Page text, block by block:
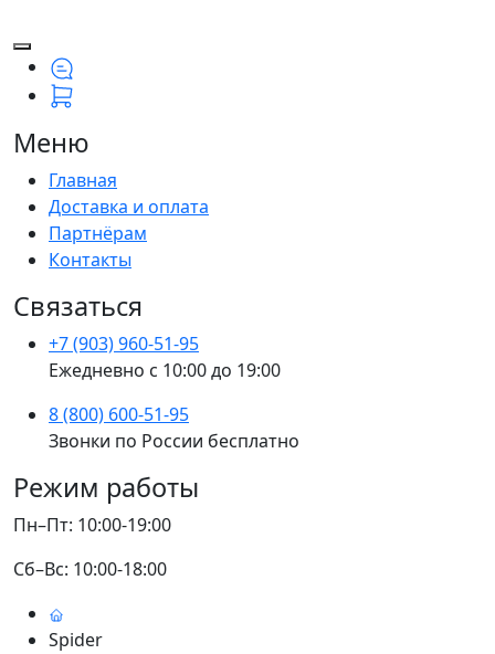
Меню
Главная
Доставка и оплата
Партнёрам
Контакты
Связаться
+7 (903) 960-51-95
Ежедневно с 10:00 до 19:00
8 (800) 600-51-95
Звонки по России бесплатно
Режим работы
Пн–Пт: 10:00-19:00
Сб–Вс: 10:00-18:00
Spider